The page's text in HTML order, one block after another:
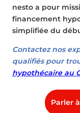
nesto a pour
financement
simplifiée du
Contactez nos
qualifiés pour
hypothécaire au
Parler